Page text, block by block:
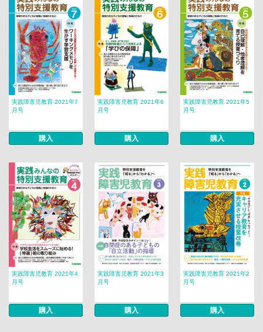
実践障害児教育 2021年7
月号
購入
実践障害児教育 2021年6
月号
購入
実践障害児教育 2021年5
月号
購入
実践障害児教育 2021年4
月号
購入
実践障害児教育 2021年3
月号
購入
実践障害児教育 2021年2
月号
購入